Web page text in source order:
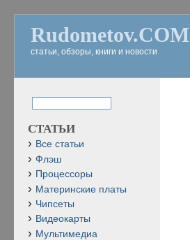
Rudometov.COM
статьи, обзоры, книги и новости
СТАТЬИ
Все статьи
Флэш
Процессоры
Материнские платы
Чипсеты
Видеокарты
Мультимедиа